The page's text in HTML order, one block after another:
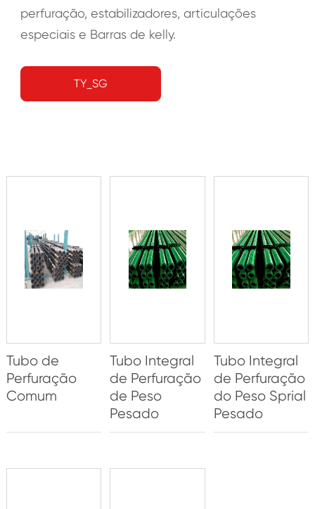
perfuração, estabilizadores, articulações
especiais e Barras de kelly.
TY_SG
Tubo de
Perfuração
Comum
Tubo Integral
de Perfuração
de Peso
Pesado
Tubo Integral
de Perfuração
do Peso Sprial
Pesado